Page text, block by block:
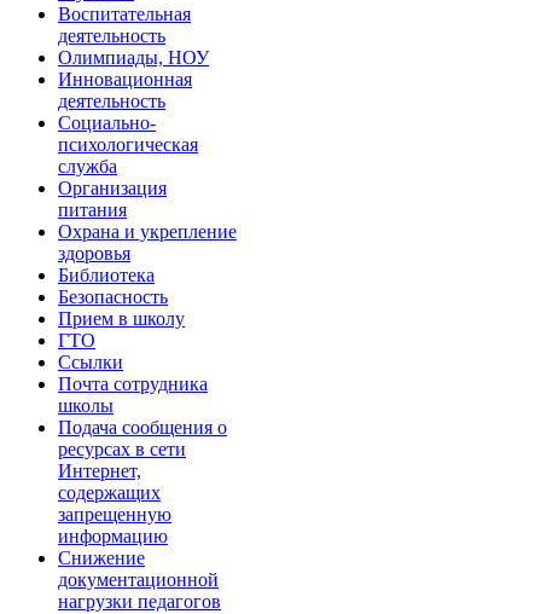
Воспитательная
деятельность
Олимпиады, НОУ
Инновационная
деятельность
Социально-
психологическая
служба
Организация
питания
Охрана и укрепление
здоровья
Библиотека
Безопасность
Прием в школу
ГТО
Ссылки
Почта сотрудника
школы
Подача сообщения о
ресурсах в сети
Интернет,
содержащих
запрещенную
информацию
Снижение
документационной
нагрузки педагогов